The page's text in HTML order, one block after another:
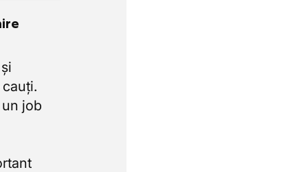
job